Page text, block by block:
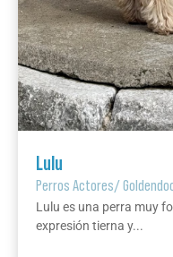
Lulu
Perros Actores/
Lulu es una perra muy
expresión tierna y...